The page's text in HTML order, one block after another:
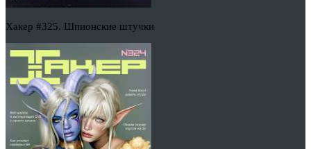
Хакер #325. Шпионские штучки